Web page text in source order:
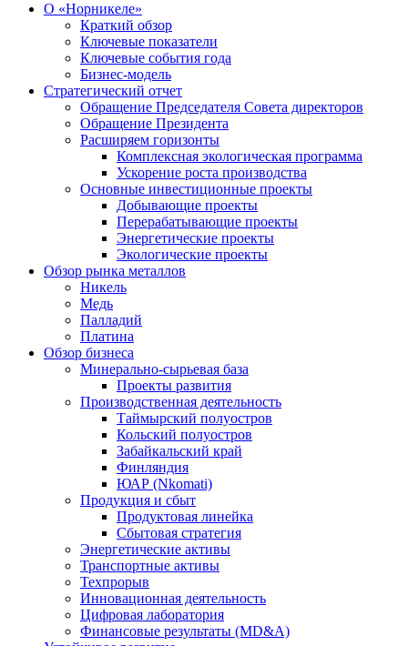
О «Норникеле»
Краткий обзор
Ключевые показатели
Ключевые события года
Бизнес-модель
Стратегический отчет
Обращение Председателя Совета директоров
Обращение Президента
Расширяем горизонты
Комплексная экологическая программа
Ускорение роста производства
Основные инвестиционные проекты
Добывающие проекты
Перерабатывающие проекты
Энергетические проекты
Экологические проекты
Обзор рынка металлов
Никель
Медь
Палладий
Платина
Обзор бизнеса
Минерально-сырьевая база
Проекты развития
Производственная деятельность
Таймырский полуостров
Кольский полуостров
Забайкальский край
Финляндия
ЮАР (Nkomati)
Продукция и сбыт
Продуктовая линейка
Сбытовая стратегия
Энергетические активы
Транспортные активы
Техпрорыв
Инновационная деятельность
Цифровая лаборатория
Финансовые результаты (MD&A)